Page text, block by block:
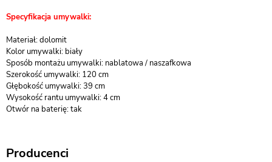
Specyfikacja umywalki:
Materiał: dolomit
Kolor umywalki: biały
Sposób montażu umywalki: nablatowa / naszafkowa
Szerokość umywalki: 120 cm
Głębokość umywalki: 39 cm
Wysokość rantu umywalki: 4 cm
Otwór na baterię: tak
Producenci